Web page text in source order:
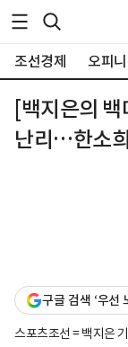
조선경제 오피
[백지은의
난리…한소
구글 검색 ‘우선
스포츠조선 = 백지은